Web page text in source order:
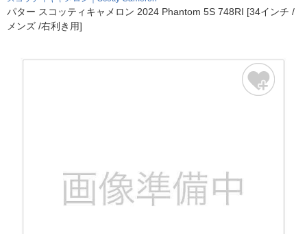
パター スコッティキャメロン 2024 Phantom 5S 748RI [34インチ /
メンズ /右利き用]